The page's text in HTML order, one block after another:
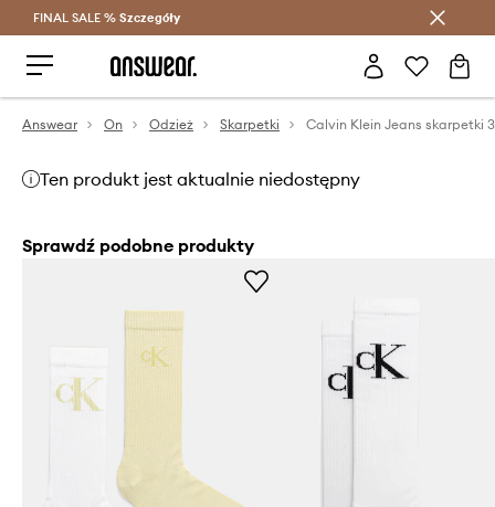
Oszczędzaj z Answear Club >
FINAL SALE % Szczegóły
Answear On Odzież Skarpetki
Ten produkt jest aktualnie niedostępny
Sprawdź podobne produkty